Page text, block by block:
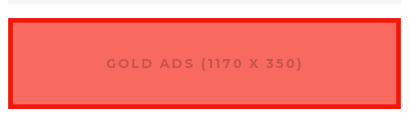
GOLD ADS (1170 X 350)